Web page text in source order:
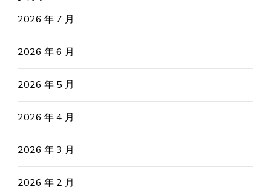
2026 年 7 月
2026 年 6 月
2026 年 5 月
2026 年 4 月
2026 年 3 月
2026 年 2 月